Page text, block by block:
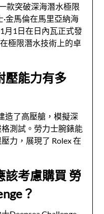
款突破深海潛水極限
金馬倫在馬里亞納海
月1日在日內瓦正式發
極限潛水技術上的卓
壓能力有多
造了高壓艙，模擬深
測試。勞力士腕錶能
力，展現了 Rolex 在
該考慮購買 勞
？